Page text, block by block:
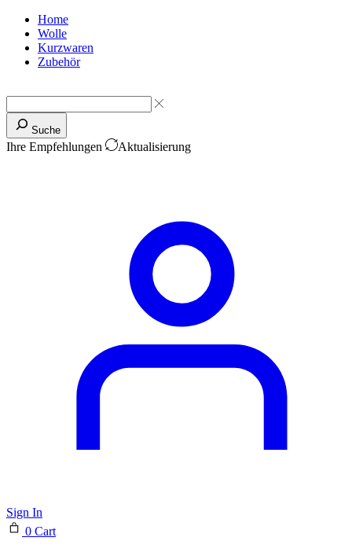
Home
Wolle
Kurzwaren
Zubehör
Suche
Ihre Empfehlungen Aktualisierung
Sign In
0 Cart